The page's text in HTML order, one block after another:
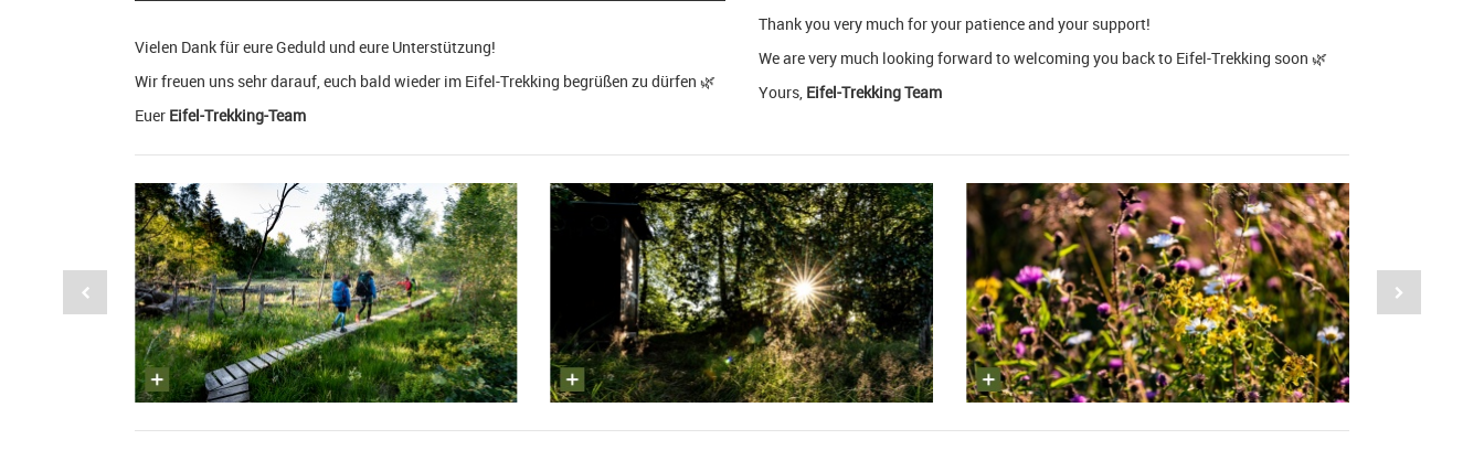
Vielen Dank für eure Geduld und eure Unterstützung!
Wir freuen uns sehr darauf, euch bald wieder im Eifel-Trekking begrüßen zu dürfen 🌿
Euer Eifel-Trekking-Team
Thank you very much for your patience and your support!
We are very much looking forward to welcoming you back to Eifel-Trekking soon 🌿
Yours, Eifel-Trekking Team